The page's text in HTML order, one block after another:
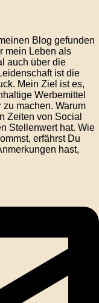
Blog gefunden
mein Leben als
auch über die
ist die
Mein Ziel ist es,
Werbemittel
machen. Warum
Zeiten von Social
Stellenwert hat. Wie
erfährst Du
hast,